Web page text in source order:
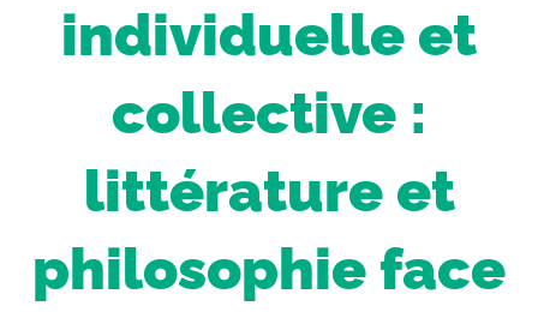
individuelle et
collective :
littérature et
philosophie face